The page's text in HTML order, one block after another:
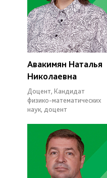
Авакимян Наталья
Николаевна
Доцент, Кандидат
физико-математических
наук, доцент